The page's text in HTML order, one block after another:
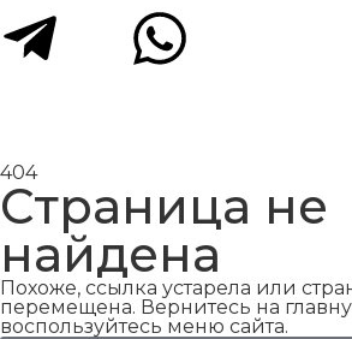
404
Страница не
найдена
Похоже, ссылка устарела или
перемещена. Вернитесь на
воспользуйтесь меню сайта.